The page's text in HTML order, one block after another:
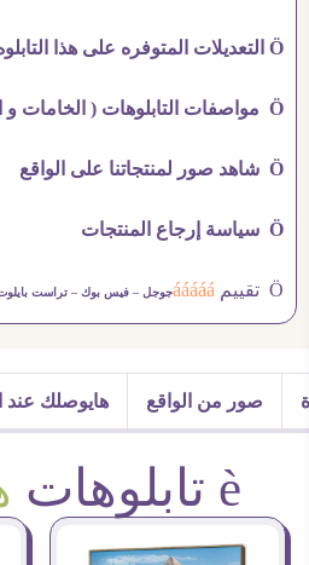
Ö التعديلات المتوفره على هذا التابلوه
Ö مواصفات التابلوهات ( الخامات و الصناعة )
Ö شاهد صور لمنتجاتنا على الواقع
Ö سياسة إرجاع المنتجات
Ö تقييم áááááجوجل – فيس بوك – تراست
صور من الواقع هايوصلك عند
è تابلوهات